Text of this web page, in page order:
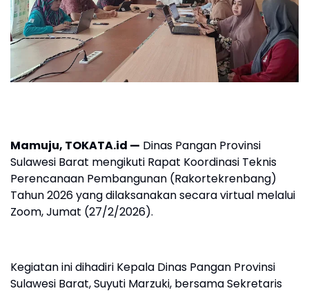
Mamuju, TOKATA.id — Dinas Pangan Provinsi
Sulawesi Barat mengikuti Rapat Koordinasi Teknis
Perencanaan Pembangunan (Rakortekrenbang)
Tahun 2026 yang dilaksanakan secara virtual melalui
Zoom, Jumat (27/2/2026).
Kegiatan ini dihadiri Kepala Dinas Pangan Provinsi
Sulawesi Barat, Suyuti Marzuki, bersama Sekretaris